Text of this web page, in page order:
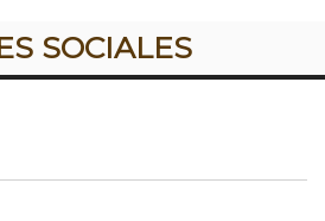
SOCIALES